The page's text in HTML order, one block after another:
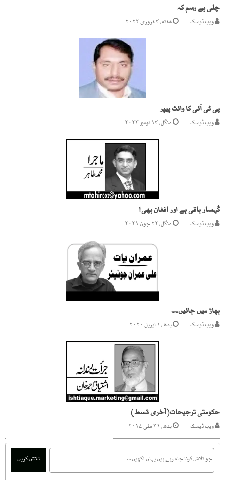
چلی ہے رسم کہ
ویب ڈیسک هفته, ۴ فروری ۲۰۲۳
پی ٹی آئی کا وائٹ پیپر
ویب ڈیسک منگل, ۱۴ نومبر ۲۰۲۳
کُہسار باقی ہے اور افغان بھی!
ویب ڈیسک منگل, ۲۲ جون ۲۰۲۱
بھاڑ میں جائیں۔۔
ویب ڈیسک بدھ, ۱ اپریل ۲۰۲۰
حکومتی ترجیحات(آخری قسط)
ویب ڈیسک بدھ, ۳۱ مئی ۲۰۱۷
تلاش کریں